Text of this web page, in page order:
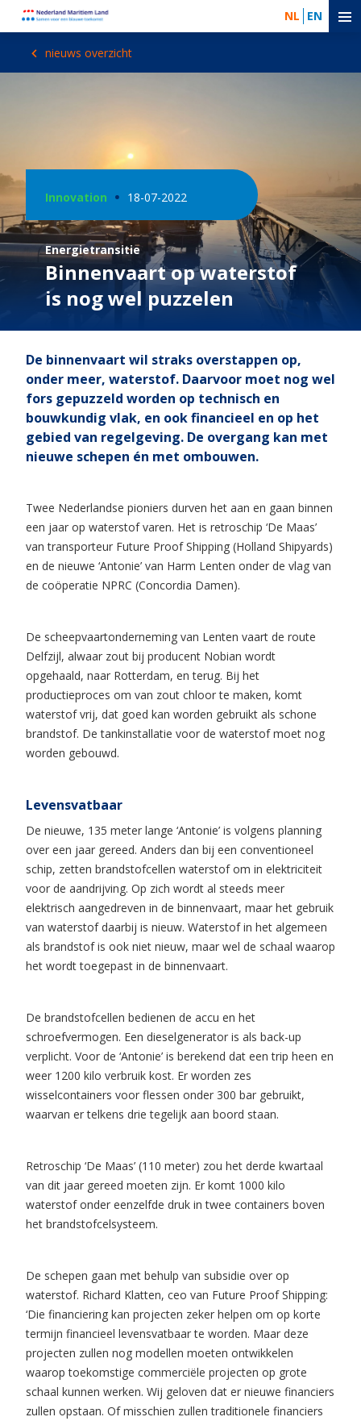
NL EN
nieuws overzicht
Innovation 18-07-2022
Energietransitie
Binnenvaart op waterstof
is nog wel puzzelen
De binnenvaart wil straks overstappen op,
onder meer, waterstof. Daarvoor moet nog wel
fors gepuzzeld worden op technisch en
bouwkundig vlak, en ook financieel en op het
gebied van regelgeving. De overgang kan met
nieuwe schepen én met ombouwen.
Twee Nederlandse pioniers durven het aan en gaan binnen
een jaar op waterstof varen. Het is retroschip ‘De Maas’
van transporteur Future Proof Shipping (Holland Shipyards)
en de nieuwe ‘Antonie’ van Harm Lenten onder de vlag van
de coöperatie NPRC (Concordia Damen).
De scheepvaartonderneming van Lenten vaart de route
Delfzijl, alwaar zout bij producent Nobian wordt
opgehaald, naar Rotterdam, en terug. Bij het
productieproces om van zout chloor te maken, komt
waterstof vrij, dat goed kan worden gebruikt als schone
brandstof. De tankinstallatie voor de waterstof moet nog
worden gebouwd.
Levensvatbaar
De nieuwe, 135 meter lange ‘Antonie’ is volgens planning
over een jaar gereed. Anders dan bij een conventioneel
schip, zetten brandstofcellen waterstof om in elektriciteit
voor de aandrijving. Op zich wordt al steeds meer
elektrisch aangedreven in de binnenvaart, maar het gebruik
van waterstof daarbij is nieuw. Waterstof in het algemeen
als brandstof is ook niet nieuw, maar wel de schaal waarop
het wordt toegepast in de binnenvaart.
De brandstofcellen bedienen de accu en het
schroefvermogen. Een dieselgenerator is als back-up
verplicht. Voor de ‘Antonie’ is berekend dat een trip heen en
weer 1200 kilo verbruik kost. Er worden zes
wisselcontainers voor flessen onder 300 bar gebruikt,
waarvan er telkens drie tegelijk aan boord staan.
Retroschip ‘De Maas’ (110 meter) zou het derde kwartaal
van dit jaar gereed moeten zijn. Er komt 1000 kilo
waterstof onder eenzelfde druk in twee containers boven
het brandstofcelsysteem.
De schepen gaan met behulp van subsidie over op
waterstof. Richard Klatten, ceo van Future Proof Shipping:
‘Die financiering kan projecten zeker helpen om op korte
termijn financieel levensvatbaar te worden. Maar deze
projecten zullen nog modellen moeten ontwikkelen
waarop toekomstige commerciële projecten op grote
schaal kunnen werken. Wij geloven dat er nieuwe financiers
zullen opstaan. Of misschien zullen traditionele financiers